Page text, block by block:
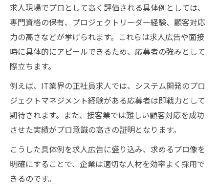
求人現場でプロとして高く評価される具体例としては、
専門資格の保有、プロジェクトリーダー経験、顧客対応
力の高さなどが挙げられます。これらは求人広告や面接
時に具体的にアピールできるため、応募者の強みとして
際立ちます。
例えば、IT業界の正社員求人では、システム開発のプロ
ジェクトマネジメント経験がある応募者は即戦力として
期待されます。また、接客業では難しい顧客対応を成功
させた実績がプロ意識の高さの証明となります。
こうした具体例を求人広告に盛り込み、求めるプロ像を
明確にすることで、企業は適切な人材を効率よく採用で
きるのです。